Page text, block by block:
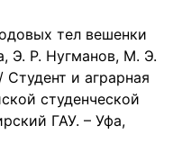
тел вешенки
Э. Р. Нугманов, М. Э.
и аграрная
студенческой
ГАУ. – Уфа,